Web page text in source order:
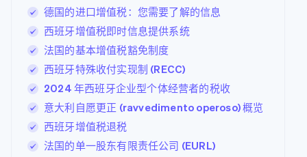
德国的进口增值税：您需要了解的信息
西班牙增值税即时信息提供系统
法国的基本增值税豁免制度
西班牙特殊收付实现制 (RECC)
2024 年西班牙企业型个体经营者的税收
意大利自愿更正 (ravvedimento operoso) 概览
西班牙增值税退税
法国的单一股东有限责任公司 (EURL)